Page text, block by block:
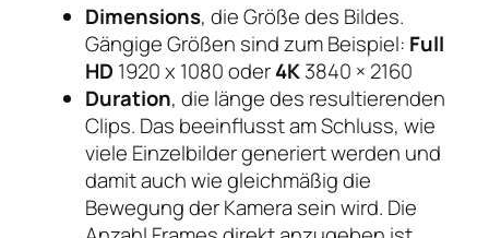
Dimensions, die Größe des Bildes.
Gängige Größen sind zum Beispiel: Full
HD 1920 x 1080 oder4K3840 × 2160
Duration, die länge des resultierenden
Clips. Das beeinflusst am Schluss, wie
viele Einzelbilder generiert werden und
damit auch wie gleichmäßig die
Bewegung der Kamera sein wird. Die